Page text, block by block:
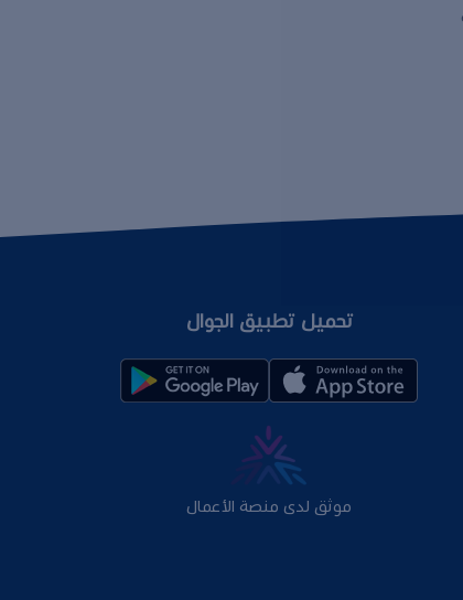
تحميل تطبيق الجوال
موثق لدى منصة الأعمال